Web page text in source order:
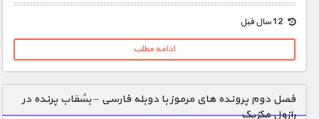
1900 تومان – خريد لينک دانلود (افزودن به سبد خريد)
ادامه مطلب
فصل دوم پرونده های مرموز با دوبله فارسی – بشقاب پرنده در
رازول مکزیک